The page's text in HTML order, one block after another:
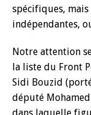
spécifiques,
indépendantes,
Notre attention
la liste du Front
Sidi Bouzid
député